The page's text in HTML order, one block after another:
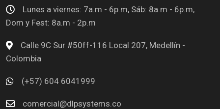
Lunes a viernes: 7a.m - 6p.m, Sáb: 8a.m - 6p.m,
Dom y Fest: 8a.m - 2p.m
Calle 9C Sur #50ff-116 Local 207, Medellín -
Colombia
(+57) 604 6041999
comercial@dlpsystems.co